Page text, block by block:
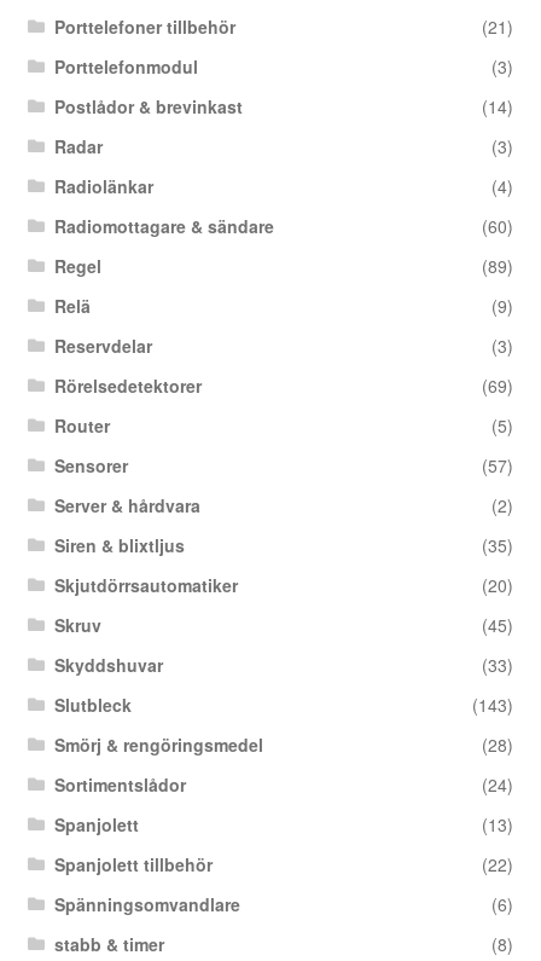
Porttelefoner tillbehör
(21)
Porttelefonmodul
(3)
Postlådor & brevinkast
(14)
Radar
(3)
Radiolänkar
(4)
Radiomottagare & sändare
(60)
Regel
(89)
Relä
(9)
Reservdelar
(3)
Rörelsedetektorer
(69)
Router
(5)
Sensorer
(57)
Server & hårdvara
(2)
Siren & blixtljus
(35)
Skjutdörrsautomatiker
(20)
Skruv
(45)
Skyddshuvar
(33)
Slutbleck
(143)
Smörj & rengöringsmedel
(28)
Sortimentslådor
(24)
Spanjolett
(13)
Spanjolett tillbehör
(22)
Spänningsomvandlare
(6)
stabb & timer
(8)